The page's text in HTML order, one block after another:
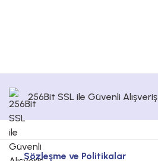
256Bit SSL ile Güvenli Alışveriş
Sözleşme ve Politikalar